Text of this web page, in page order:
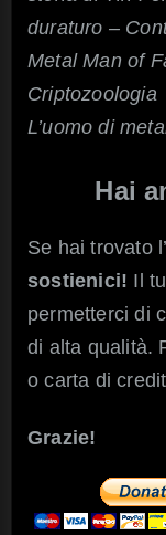
duraturo –
Metal Man of
Criptozoologia
L’uomo di
Hai
Se hai trovato
sostienici! Il
permetterci di
di alta qualità.
o carta di
Grazie!